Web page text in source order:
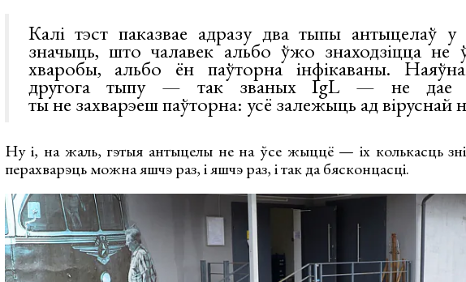
Калі тэст паказвае адразу два тыпы антыцелаў у
значыць, што чалавек альбо ўжо знаходзіцца не
хваробы, альбо ён паўторна інфікаваны.
другога тыпу — так званых IgL — не дае
ты не захварэеш паўторна: усё залежыць ад віруснай
Ну і, на жаль, гэтыя антыцелы не на ўсе жыццё — іх колькасць
перахварэць можна яшчэ раз, і яшчэ раз, і так да бясконцасці.